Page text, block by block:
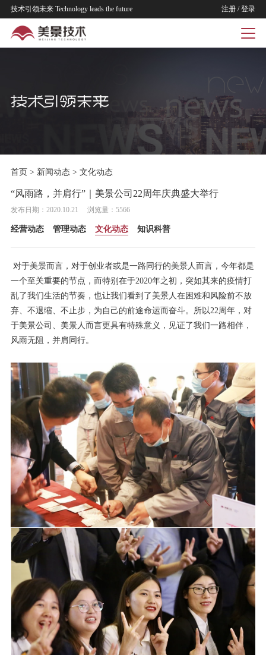
技术引领未来 Technology leads the future 注册 /登录
首页 > 新闻动态> 文化动态
“风雨路，并肩行”｜美景公司22周年庆典盛大举行
发布日期：2020.10.21 浏览量：5566
经营动态 管理动态 文化动态 知识科普
对于美景而言，对于创业者或是一路同行的美景人而言，今年都是
一个至关重要的节点，而特别在于2020年之初，突如其来的疫情打
乱了我们生活的节奏，也让我们看到了美景人在困难和风险前不放
弃、不退缩、不止步，为自己的前途命运而奋斗。所以22周年，对
于美景公司、美景人而言更具有特殊意义，见证了我们一路相伴，
风雨无阻，并肩同行。